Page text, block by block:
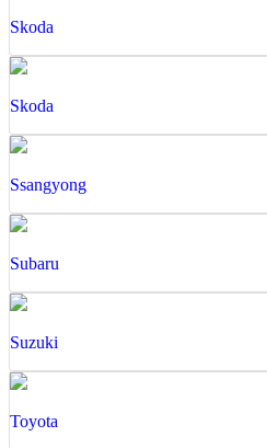
Skoda
Skoda
Ssangyong
Subaru
Suzuki
Toyota